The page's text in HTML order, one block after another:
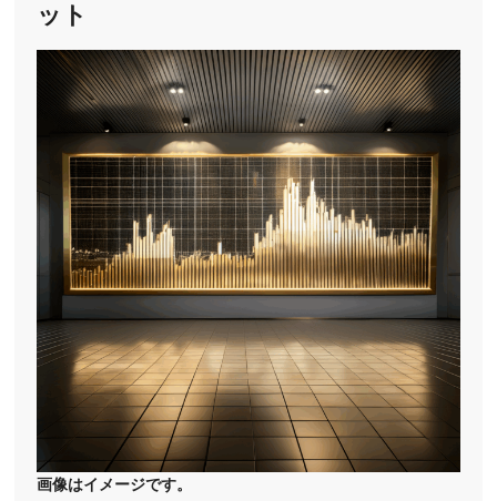
ット
画像はイメージです。